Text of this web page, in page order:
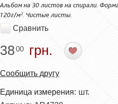
Альбом на 30 листов на спирали.
120г/м². Чистые листы.
Сравнить
3800 грн.
Сообщить другу
Единица измерения: шт.